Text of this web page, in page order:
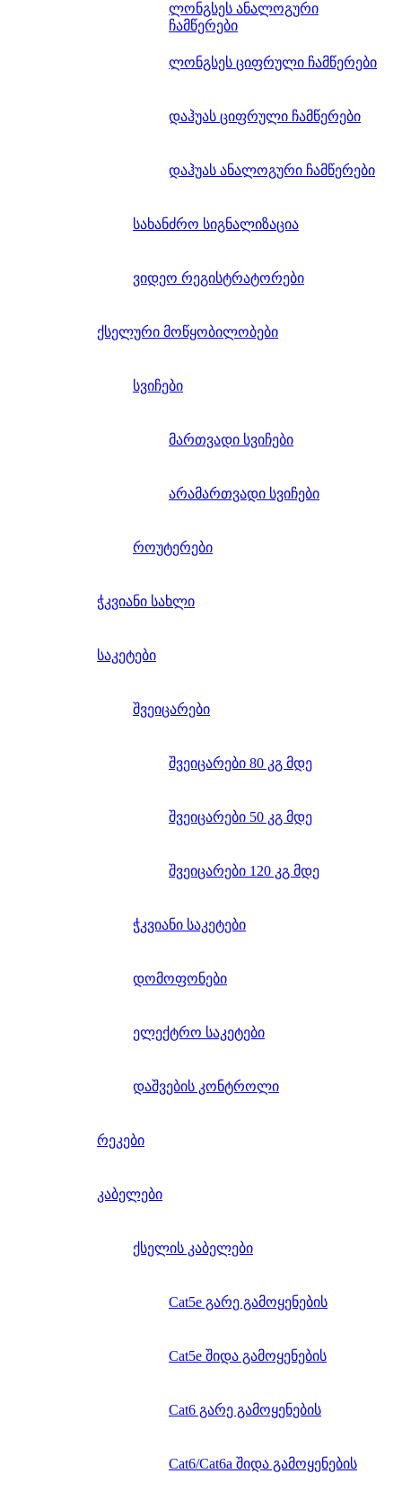
ლონგსეს ანალოგური
ჩამწერები
ლონგსეს ციფრული ჩამწერები
დაჰუას ციფრული ჩამწერები
დაჰუას ანალოგური ჩამწერები
სახანძრო სიგნალიზაცია
ვიდეო რეგისტრატორები
ქსელური მოწყობილობები
სვიჩები
მართვადი სვიჩები
არამართვადი სვიჩები
როუტერები
ჭკვიანი სახლი
საკეტები
შვეიცარები
შვეიცარები 80 კგ მდე
შვეიცარები 50 კგ მდე
შვეიცარები 120 კგ მდე
ჭკვიანი საკეტები
დომოფონები
ელექტრო საკეტები
დაშვების კონტროლი
რეკები
კაბელები
ქსელის კაბელები
Cat5e გარე გამოყენების
Cat5e შიდა გამოყენების
Cat6 გარე გამოყენების
Cat6/Cat6a შიდა გამოყენების